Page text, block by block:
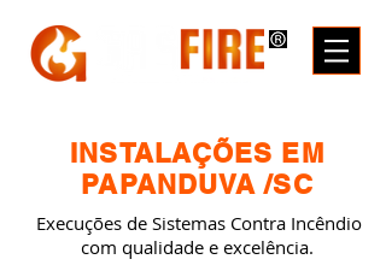
INSTALAÇÕES EM
PAPANDUVA /SC
Execuções de Sistemas Contra Incêndio
com qualidade e excelência.